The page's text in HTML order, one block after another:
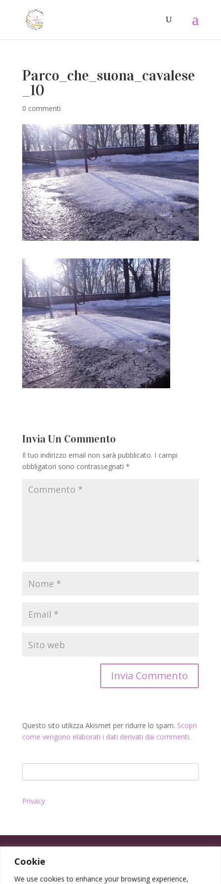
Cookie
We use cookies to enhance your browsing experience,
Parco_che_suona_cavalese
_10
0 commenti
Invia Un Commento
Il tuo indirizzo email non sarà pubblicato. I campi
obbligatori sono contrassegnati *
Questo sito utilizza Akismet per ridurre lo spam. Scopri
come vengono elaborati i dati derivati dai commenti.
Privacy